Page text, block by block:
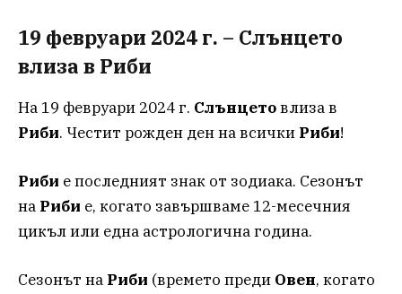
19 февруари 2024 г. – Слънцето
влиза в Риби
На 19 февруари 2024 г. Слънцетовлиза в
Риби. Честит рожден ден на всички Риби!
Риби е последният знак от зодиака. Сезонът
на Риби е, когато завършваме 12-месечния
цикъл или една астрологична година.
Сезонът на Риби (времето преди Овен, когато